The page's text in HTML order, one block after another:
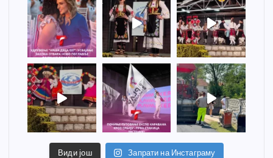
Види још Запрати на Инстаграму